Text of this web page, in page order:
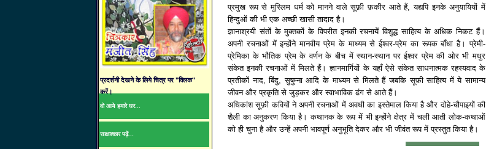
प्रदर्शनी देखने के लिये चित्र पर "क्लिक"
करें।
वो आये हमारे घर...
साक्षात्कार पढ़ें...
प्रमुख रूप से मुस्लिम धर्म को मानने वाले सूफ़ी फ़कीर आते हैं, यद्यपि इनके अनुयायियों में
हिन्दुओं की भी एक अच्छी खासी तादाद है।
ज्ञानाश्रयी संतों के मुक्तकों के विपरीत इनकी रचनायें विशुद्ध साहित्य के अधिक निकट हैं।
अपनी रचनाओं में इन्होंने मानवीय प्रेम के माध्यम से ईश्वर-प्रेम का रूपक बाँधा है। प्रेमी-
प्रेमिका के भौतिक प्रेम के वर्णन के बीच में स्थान-स्थान पर ईश्वर प्रेम की ओर भी मधुर
संकेत इनकी रचनाओं में मिलते हैं। ज्ञानमार्गियों के यहाँ ऐसे संकेत साधनात्मक रहस्यवाद के
प्रतीकों नाद, बिंदु, सुषुम्ना आदि के माध्यम से मिलते हैं जबकि सूफ़ी साहित्य में ये सामान्य
जीवन और प्रकृति से जुड़कर और स्वाभाविक ढंग से आते हैं।
अधिकांश सूफ़ी कवियों ने अपनी रचनाओं में अवधी का इस्तेमाल किया है और दोहे-चौपाइयों की
शैली का अनुकरण किया है। कथानक के रूप में भी इन्होंने क्षेत्र में चली आती लोक-कथाओं
को ही चुना है और उन्हें अपनी भावपूर्ण अनुभूति देकर और भी जीवंत रूप में प्रस्तुत किया है।